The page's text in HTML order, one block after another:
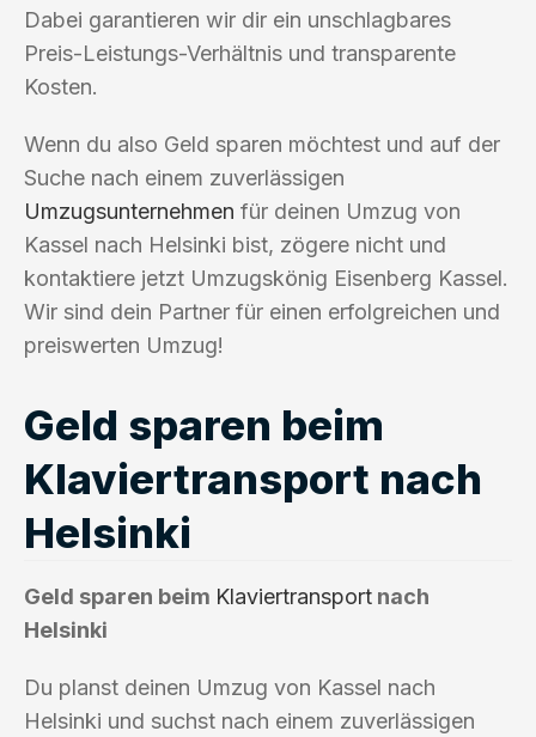
Dabei garantieren wir dir ein unschlagbares
Preis-Leistungs-Verhältnis und transparente
Kosten.
Wenn du also Geld sparen möchtest und auf der
Suche nach einem zuverlässigen
Umzugsunternehmen für deinen Umzug von
Kassel nach Helsinki bist, zögere nicht und
kontaktiere jetzt Umzugskönig Eisenberg Kassel.
Wir sind dein Partner für einen erfolgreichen und
preiswerten Umzug!
Geld sparen beim
Klaviertransport nach
Helsinki
Geld sparen beim Klaviertransport nach
Helsinki
Du planst deinen Umzug von Kassel nach
Helsinki und suchst nach einem zuverlässigen